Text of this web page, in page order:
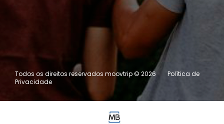
Todos os direitos reservados moovtrip © 2026
Política de
Privacidade